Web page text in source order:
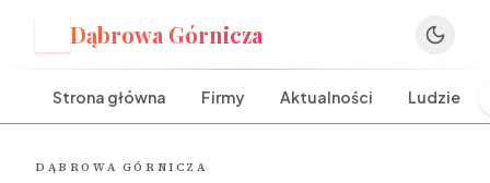
Dąbrowa Górnicza
Strona główna Firmy Aktualności Ludzie
DĄBROWA GÓRNICZA